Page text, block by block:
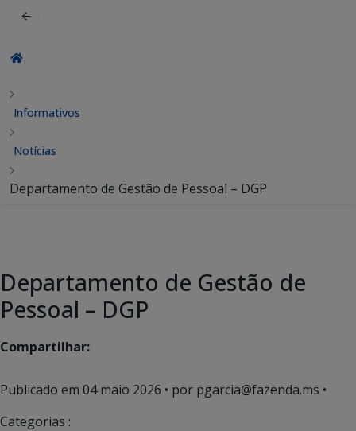
Informativos
Notícias
Departamento de Gestão de Pessoal – DGP
Departamento de Gestão de
Pessoal – DGP
Compartilhar:
Publicado em 04 maio 2026 • por pgarcia@fazenda.ms •
Categorias :